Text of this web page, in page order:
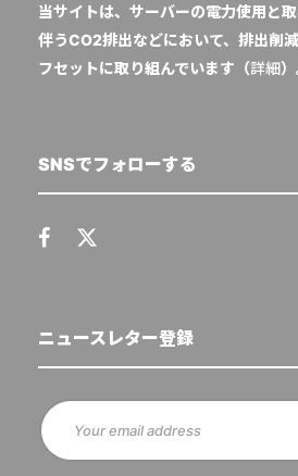
当サイトは、サーバーの電力使用と
伴うCO2排出などにおいて、排出削
フセットに取り組んでいます（詳細）
SNSでフォローする
ニュースレター登録